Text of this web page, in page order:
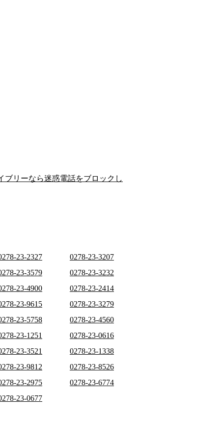
ブリーなら迷惑電話をブロックし
23-2327
0278-23-3207
23-3579
0278-23-3232
23-4900
0278-23-2414
23-9615
0278-23-3279
23-5758
0278-23-4560
23-1251
0278-23-0616
23-3521
0278-23-1338
23-9812
0278-23-8526
23-2975
0278-23-6774
23-0677